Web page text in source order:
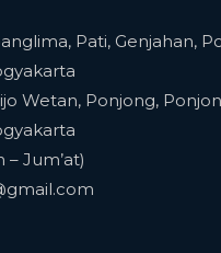
Pati, Genjahan,
Wetan, Ponjong,
– Jum’at)